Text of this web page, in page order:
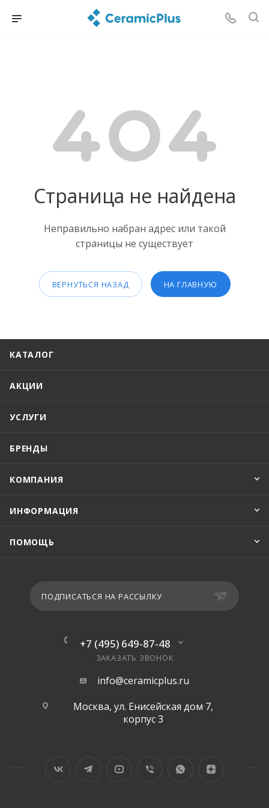
Страница не найдена
Неправильно набран адрес или такой
страницы не существует
ВЕРНУТЬСЯ НАЗАД НА ГЛАВНУЮ
КАТАЛОГ
АКЦИИ
УСЛУГИ
БРЕНДЫ
КОМПАНИЯ
ИНФОРМАЦИЯ
ПОМОЩЬ
ПОДПИСАТЬСЯ НА РАССЫЛКУ
+7 (495) 649-87-48
ЗАКАЗАТЬ ЗВОНОК
info@ceramicplus.ru
Москва, ул. Енисейская дом 7,
корпус 3